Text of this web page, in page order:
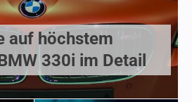
auf höchstem
330i im Detail